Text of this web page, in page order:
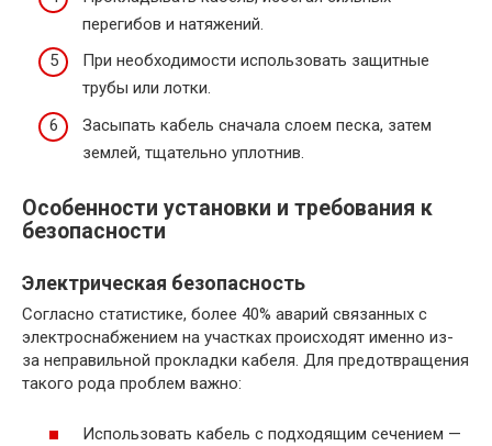
перегибов и натяжений.
При необходимости использовать защитные
трубы или лотки.
Засыпать кабель сначала слоем песка, затем
землей, тщательно уплотнив.
Особенности установки и требования к
безопасности
Электрическая безопасность
Согласно статистике, более 40% аварий связанных с
электроснабжением на участках происходят именно из-
за неправильной прокладки кабеля. Для предотвращения
такого рода проблем важно:
Использовать кабель с подходящим сечением —